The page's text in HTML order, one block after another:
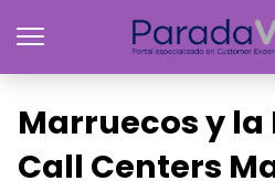
Marruecos y la
Call Centers